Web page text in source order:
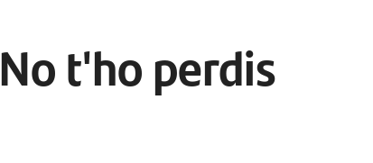
No t'ho perdis